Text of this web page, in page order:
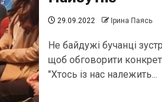
29.09.2022 Ірина Паясь
Не байдужі бучанці
щоб обговорити
"Хтось із нас належить...